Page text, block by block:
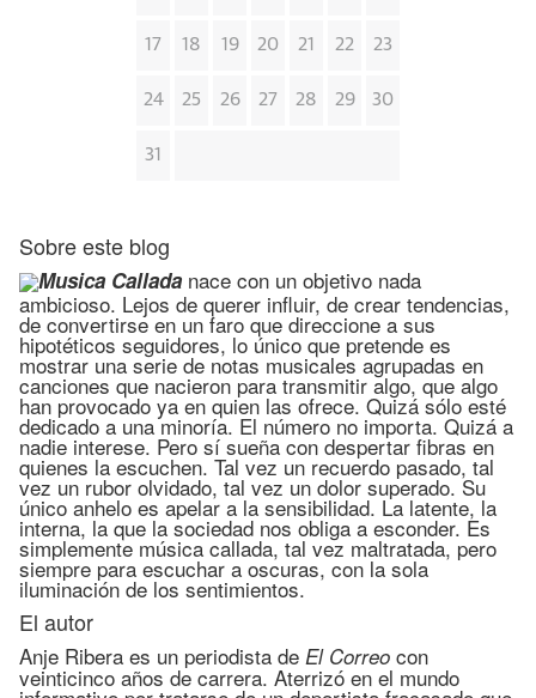
17 18 19 20 21 22 23
24 25 26 27 28 29 30
31
Sobre este blog
Musica Callada nace con un objetivo nada
ambicioso. Lejos de querer influir, de crear tendencias,
de convertirse en un faro que direccione a sus
hipotéticos seguidores, lo único que pretende es
mostrar una serie de notas musicales agrupadas en
canciones que nacieron para transmitir algo, que algo
han provocado ya en quien las ofrece. Quizá sólo esté
dedicado a una minoría. El número no importa. Quizá a
nadie interese. Pero sí sueña con despertar fibras en
quienes la escuchen. Tal vez un recuerdo pasado, tal
vez un rubor olvidado, tal vez un dolor superado. Su
único anhelo es apelar a la sensibilidad. La latente, la
interna, la que la sociedad nos obliga a esconder. Es
simplemente música callada, tal vez maltratada, pero
siempre para escuchar a oscuras, con la sola
iluminación de los sentimientos.
El autor
Anje Ribera es un periodista de El Correo con
veinticinco años de carrera. Aterrizó en el mundo